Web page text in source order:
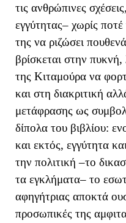
τις ανθρώπινες
εγγύτητας– χωρίς
της να ριζώσει
βρίσκεται στην
της Κιταμούρα να
και στη διακριτική
μετάφρασης ως
δίπολα του βιβλίου:
και εκτός, εγγύτητα
την πολιτική –το
τα εγκλήματα– το
αφηγήτριας αποκτά
προσωπικές της